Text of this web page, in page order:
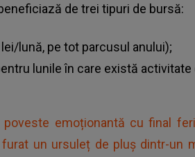
de trei tipuri de bursă:
lună, pe tot parcusul anului);
lunile în care există
emoționantă cu final
un ursuleț de pluș dintr-un